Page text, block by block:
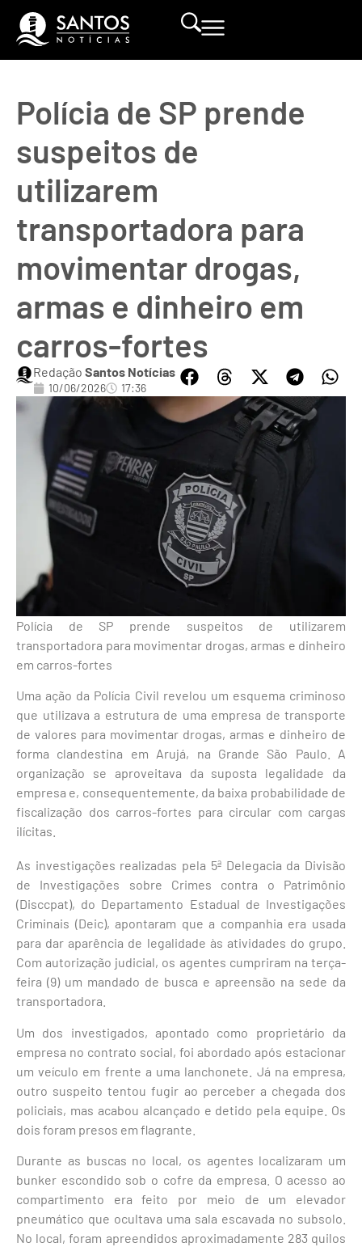
Polícia de SP prende
suspeitos de
utilizarem
transportadora para
movimentar drogas,
armas e dinheiro em
carros-fortes
Redação Santos Notícias
10/06/2026 17:36
Polícia de SP prende suspeitos de utilizarem
transportadora para movimentar drogas, armas e dinheiro
em carros-fortes
Uma ação da Polícia Civil revelou um esquema criminoso
que utilizava a estrutura de uma empresa de transporte
de valores para movimentar drogas, armas e dinheiro de
forma clandestina em Arujá, na Grande São Paulo. A
organização se aproveitava da suposta legalidade da
empresa e, consequentemente, da baixa probabilidade de
fiscalização dos carros-fortes para circular com cargas
ilícitas.
As investigações realizadas pela 5ª Delegacia da Divisão
de Investigações sobre Crimes contra o Patrimônio
(Disccpat), do Departamento Estadual de Investigações
Criminais (Deic), apontaram que a companhia era usada
para dar aparência de legalidade às atividades do grupo.
Com autorização judicial, os agentes cumpriram na terça-
feira (9) um mandado de busca e apreensão na sede da
transportadora.
Um dos investigados, apontado como proprietário da
empresa no contrato social, foi abordado após estacionar
um veículo em frente a uma lanchonete. Já na empresa,
outro suspeito tentou fugir ao perceber a chegada dos
policiais, mas acabou alcançado e detido pela equipe. Os
dois foram presos em flagrante.
Durante as buscas no local, os agentes localizaram um
bunker escondido sob o cofre da empresa. O acesso ao
compartimento era feito por meio de um elevador
pneumático que ocultava uma sala escavada no subsolo.
No local, foram apreendidos aproximadamente 283 quilos